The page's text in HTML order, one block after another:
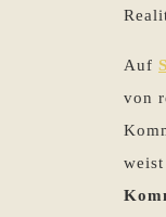
Auf
von